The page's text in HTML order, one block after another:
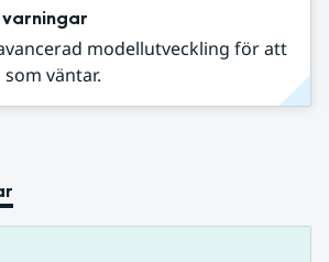
modellutveckling för att
väntar.